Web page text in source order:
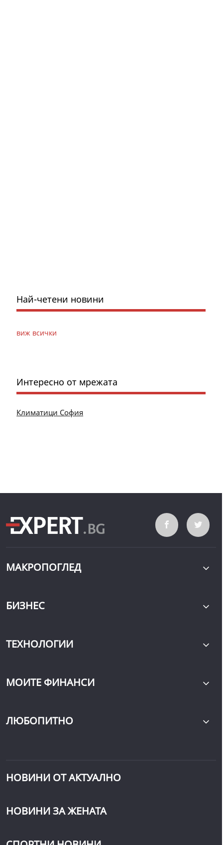
Най-четени новини
виж всички
Интересно от мрежата
Климатици София
МАКРОПОГЛЕД
БИЗНЕС
ТЕХНОЛОГИИ
МОИТЕ ФИНАНСИ
ЛЮБОПИТНО
НОВИНИ ОТ АКТУАЛНО
НОВИНИ ЗА ЖЕНАТА